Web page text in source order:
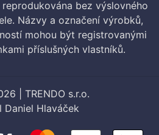
bez výslovného
Názvy a označení výrobků,
mohou být registrovanými
příslušných vlastníků.
| TRENDO s.r.o.
Daniel Hlaváček